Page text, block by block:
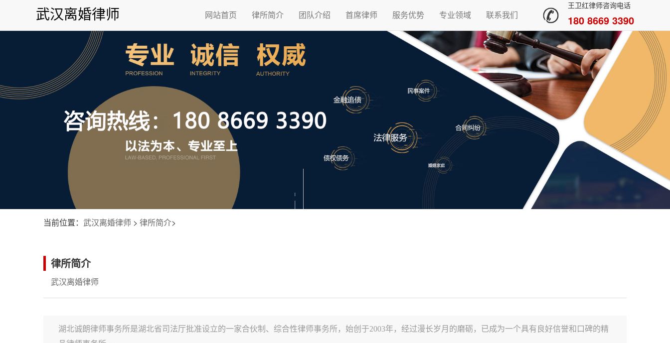
武汉离婚律师 网站首页 律所简介 团队介绍 首席律师 服务优势 专业领域 联系我们
王卫红律师咨询电话
180 8669 3390
当前位置： 武汉离婚律师 > 律所简介>
律所简介
武汉离婚律师
湖北诚朗律师事务所是湖北省司法厅批准设立的一家合伙制、综合性律师事务所，始创于2003年，经过漫长岁月的磨砺，已成为一个具有良好信誉和口碑的精